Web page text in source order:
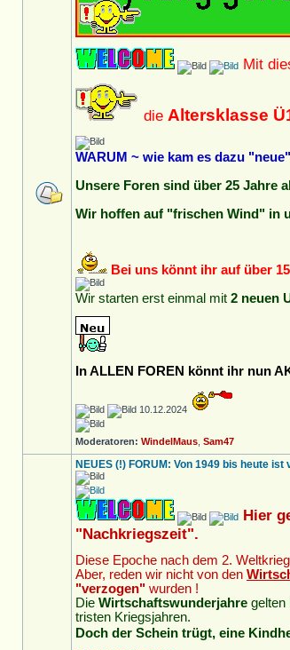
Mit
die Altersklasse
WARUM ~ wie kam es dazu
Unsere Foren sind über 25 Jahre
Wir hoffen auf "frischen Wind" in
Bei uns könnt ihr auf über
Wir starten erst einmal mit 2 neuen
In ALLEN FOREN könnt ihr nun
10.12.2024
Moderatoren: WindelMaus Sam47
NEUES (!) FORUM: Von 1949 bis heute
Hier
"Nachkriegszeit".
Diese Epoche nach dem 2.
Aber, reden wir nicht von den
"verzogen" wurden !
Die Wirtschaftswunderjahre gelten
tristen Kriegsjahren.
Doch der Schein trügt, eine